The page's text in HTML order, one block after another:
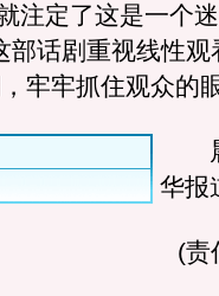
注定了这是一个
部话剧重视线性观
牢牢抓住观众的
晨
华报
(责